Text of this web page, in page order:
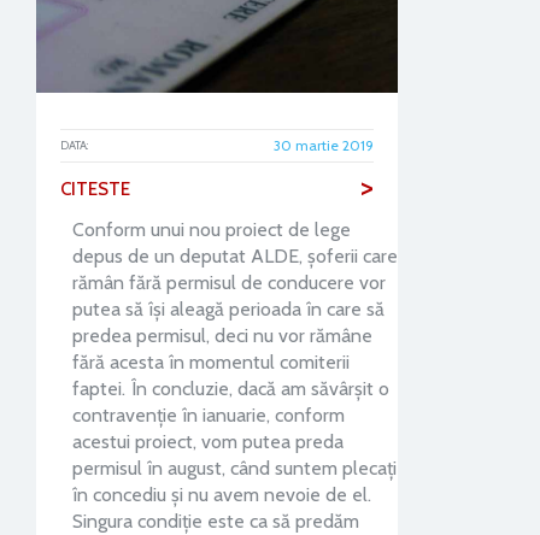
DATA: 30 martie 2019
CITESTE >
Conform unui nou proiect de lege
depus de un deputat ALDE, șoferii care
rămân fără permisul de conducere vor
putea să își aleagă perioada în care să
predea permisul, deci nu vor rămâne
fără acesta în momentul comiterii
faptei. În concluzie, dacă am săvârșit o
contravenție în ianuarie, conform
acestui proiect, vom putea preda
permisul în august, când suntem plecați
în concediu și nu avem nevoie de el.
Singura condiție este ca să predăm